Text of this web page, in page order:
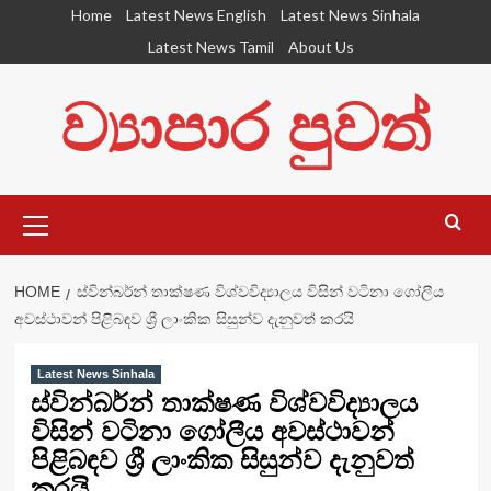
content
Home Latest News English
Latest News Sinhala
Latest News Tamil
About Us
ව්‍යාපාර පුවත්
Menu
HOME
ස්වින්බර්න් තාක්ෂණ විශ්වවිද්‍යාලය විසින් වටිනා ගෝලීය
අවස්ථාවන් පිළිබඳව ශ්‍රී ලාංකික සිසුන්ව දැනුවත් කරයි
Latest News Sinhala
ස්වින්බර්න් තාක්ෂණ විශ්වවිද්‍යාලය
විසින් වටිනා ගෝලීය අවස්ථාවන්
පිළිබඳව ශ්‍රී ලාංකික සිසුන්ව දැනුවත්